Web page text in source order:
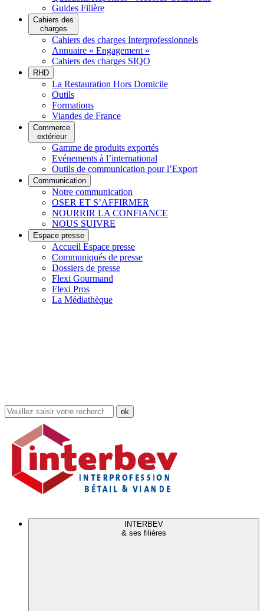
Guides Filière
Cahiers des
charges
Cahiers des charges Interprofessionnels
Annuaire « Engagement »
Cahiers des charges SIQO
RHD
La Restauration Hors Domicile
Outils
Formations
Viandes de France
Commerce
extérieur
Gamme de produits exportés
Evénements à l’international
Outils de communication pour l’Export
Communication
Notre communication
OSER ET S’AFFIRMER
NOURRIR LA CONFIANCE
NOUS SUIVRE
Espace presse
Accueil Espace presse
Communiqués de presse
Dossiers de presse
Flexi Gourmand
Flexi Pros
La Médiathèque
Rechercher
dans
site
INTERBEV
& ses filières